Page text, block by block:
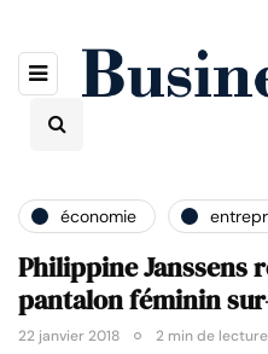
économie
Philippine Janssens
pantalon féminin
22 janvier 2018 2 min de lecture